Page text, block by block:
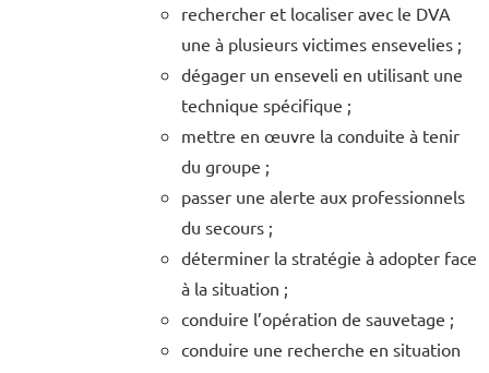
rechercher et localiser avec le DVA
une à plusieurs victimes ensevelies ;
dégager un enseveli en utilisant une
technique spécifique ;
mettre en œuvre la conduite à tenir
du groupe ;
passer une alerte aux professionnels
du secours ;
déterminer la stratégie à adopter face
à la situation ;
conduire l’opération de sauvetage ;
conduire une recherche en situation